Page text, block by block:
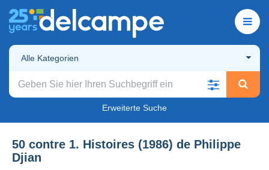
Alle Kategorien
Erweiterte Suche
50 contre 1. Histoires (1986) de Philippe
Djian